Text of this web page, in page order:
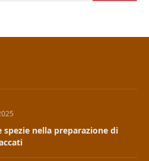
nella preparazione di